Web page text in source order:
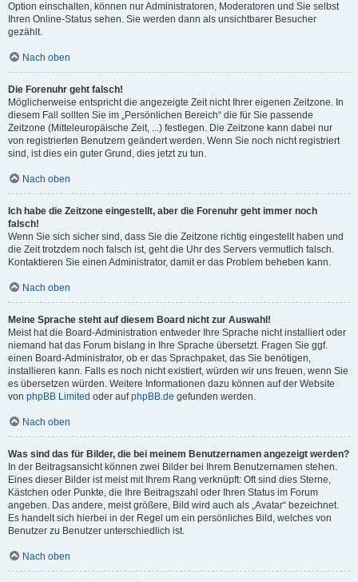
Option einschalten, können nur Administratoren, Moderatoren und Sie selbst
Ihren Online-Status sehen. Sie werden dann als unsichtbarer Besucher
gezählt.
Nach oben
Die Forenuhr geht falsch!
Möglicherweise entspricht die angezeigte Zeit nicht Ihrer eigenen Zeitzone. In
diesem Fall sollten Sie im „Persönlichen Bereich“ die für Sie passende
Zeitzone (Mitteleuropäische Zeit, ...) festlegen. Die Zeitzone kann dabei nur
von registrierten Benutzern geändert werden. Wenn Sie noch nicht registriert
sind, ist dies ein guter Grund, dies jetzt zu tun.
Nach oben
Ich habe die Zeitzone eingestellt, aber die Forenuhr geht immer noch
falsch!
Wenn Sie sich sicher sind, dass Sie die Zeitzone richtig eingestellt haben und
die Zeit trotzdem noch falsch ist, geht die Uhr des Servers vermutlich falsch.
Kontaktieren Sie einen Administrator, damit er das Problem beheben kann.
Nach oben
Meine Sprache steht auf diesem Board nicht zur Auswahl!
Meist hat die Board-Administration entweder Ihre Sprache nicht installiert oder
niemand hat das Forum bislang in Ihre Sprache übersetzt. Fragen Sie ggf.
einen Board-Administrator, ob er das Sprachpaket, das Sie benötigen,
installieren kann. Falls es noch nicht existiert, würden wir uns freuen, wenn Sie
es übersetzen würden. Weitere Informationen dazu können auf der Website
von phpBB Limited oder aufphpBB.de gefunden werden.
Nach oben
Was sind das für Bilder, die bei meinem Benutzernamen angezeigt werden?
In der Beitragsansicht können zwei Bilder bei Ihrem Benutzernamen stehen.
Eines dieser Bilder ist meist mit Ihrem Rang verknüpft: Oft sind dies Sterne,
Kästchen oder Punkte, die Ihre Beitragszahl oder Ihren Status im Forum
angeben. Das andere, meist größere, Bild wird auch als „Avatar“ bezeichnet.
Es handelt sich hierbei in der Regel um ein persönliches Bild, welches von
Benutzer zu Benutzer unterschiedlich ist.
Nach oben